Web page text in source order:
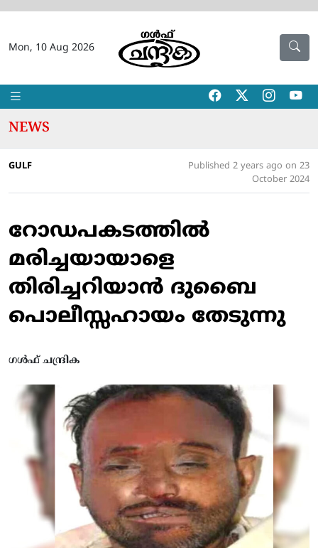
Mon, 10 Aug 2026
NEWS
GULF
Published 2 years ago on 23
October 2024
റോഡപകടത്തില്‍
മരിച്ചയായാളെ
തിരിച്ചറിയാന്‍ ദുബൈ
പൊലീസ്സഹായം തേടുന്നു
ഗൾഫ് ചന്ദ്രിക